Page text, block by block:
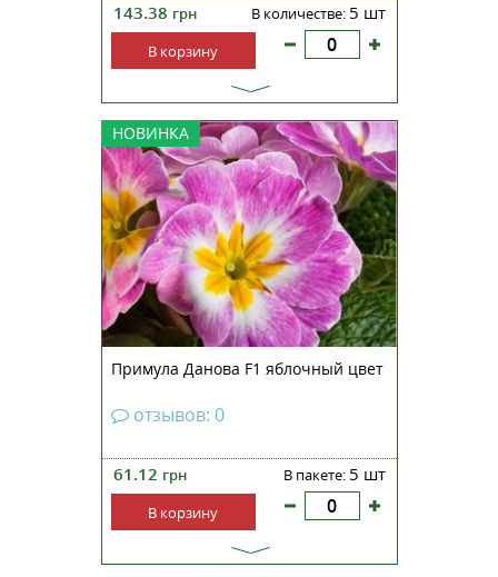
143.38 грн В количестве: 5 шт
В корзину
НОВИНКА
Примула бесстебельная Данова
F1 яблочный цвет —
неприхотливое растение,
обладающее непревзойденными
декоративными качествами.
Является лидером рынка средне-
ранних продаж и эталонной
серией для «Danovation». Эта с...
Примула Данова F1 яблочный цвет
отзывов: 0
61.12 грн В пакете: 5 шт
В корзину